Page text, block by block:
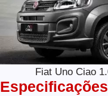
Fiat Uno Ciao